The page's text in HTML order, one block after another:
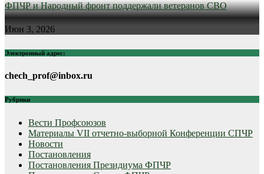
ФПЧР и Народный фронт поддержали ветеранов СВО
Июн 3, 2026
Электронный адрес:
chech_prof@inbox.ru
Рубрики
Вести Профсоюзов
Материалы VII отчетно-выборной Конференции СПЧР
Новости
Постановления
Постановления Президиума ФПЧР